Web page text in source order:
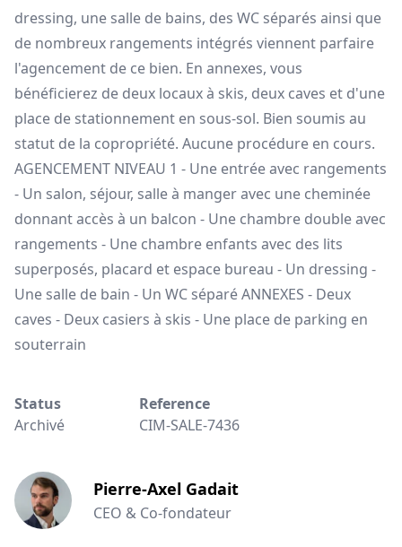
dressing, une salle de bains, des WC séparés ainsi que
de nombreux rangements intégrés viennent parfaire
l'agencement de ce bien. En annexes, vous
bénéficierez de deux locaux à skis, deux caves et d'une
place de stationnement en sous-sol. Bien soumis au
statut de la copropriété. Aucune procédure en cours.
AGENCEMENT NIVEAU 1 - Une entrée avec rangements
- Un salon, séjour, salle à manger avec une cheminée
donnant accès à un balcon - Une chambre double avec
rangements - Une chambre enfants avec des lits
superposés, placard et espace bureau - Un dressing -
Une salle de bain - Un WC séparé ANNEXES - Deux
caves - Deux casiers à skis - Une place de parking en
souterrain
Status
Archivé
Reference
CIM-SALE-7436
Pierre-Axel Gadait
CEO & Co-fondateur